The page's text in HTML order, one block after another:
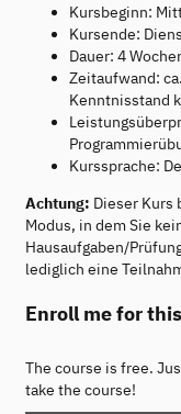
Kursbeginn:
Kursende:
Dauer: 4
Zeitaufwand:
Kenntnisstand
Kurssprache:
Achtung: Dieser
Modus, in dem Sie
Hausaufgaben/
lediglich eine
Enroll me for
The course is free.
take the course!